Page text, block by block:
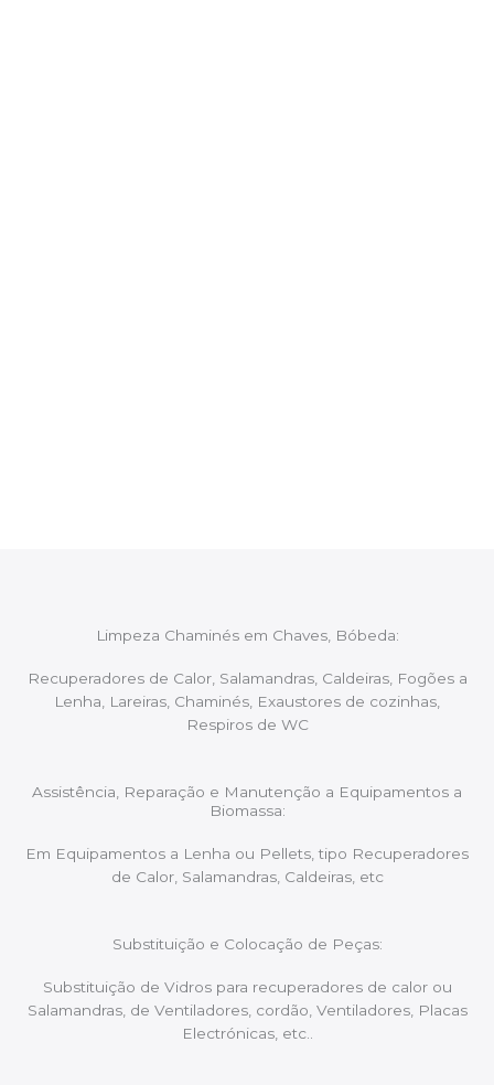
Limpeza Chaminés em Chaves, Bóbeda:
Recuperadores de Calor, Salamandras, Caldeiras, Fogões a
Lenha, Lareiras, Chaminés, Exaustores de cozinhas,
Respiros de WC
Assistência, Reparação e Manutenção a Equipamentos a
Biomassa:
Em Equipamentos a Lenha ou Pellets, tipo Recuperadores
de Calor, Salamandras, Caldeiras, etc
Substituição e Colocação de Peças:
Substituição de Vidros para recuperadores de calor ou
Salamandras, de Ventiladores, cordão, Ventiladores, Placas
Electrónicas, etc..